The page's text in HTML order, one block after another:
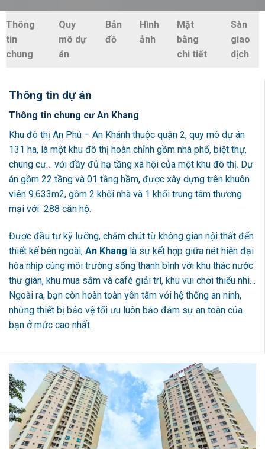
Thông
tin
chung
Quy
mô dự
án
Bản
đồ
Hình
ảnh
Mặt
bằng
chi tiết
Sàn
giao
dịch
Thông tin dự án
Thông tin chung cư An Khang
Khu đô thị An Phú – An Khánh thuộc quận 2, quy mô dự án
131 ha, là một khu đô thị hoàn chỉnh gồm nhà phố, biệt thự,
chung cư… với đầy đủ hạ tầng xã hội của một khu đô thị. Dự
án gồm 22 tầng và 01 tầng hầm, được xây dựng trên khuôn
viên 9.633m2, gồm 2 khối nhà và 1 khối trung tâm thương
mại với 288 căn hộ.
Được đầu tư kỹ lưỡng, chăm chút từ không gian nội thất đến
thiết kế bên ngoài, An Khang là sự kết hợp giữa nét hiện đại
hòa nhịp cùng môi trường sống thanh bình với khu thác nước
thư giãn, khu mua sắm và café giải trí, khu vui chơi thiếu nhi…
Ngoài ra, bạn còn hoàn toàn yên tâm với hệ thống an ninh,
những thiết bị bảo vệ tối ưu luôn bảo đảm sự an toàn của
bạn ở mức cao nhất.